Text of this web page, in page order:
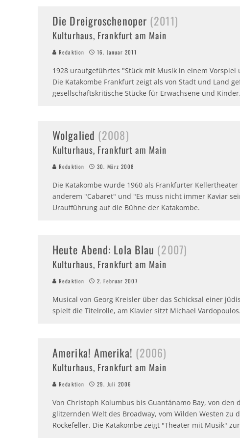
Die Dreigroschenoper (2011)
Kulturhaus, Frankfurt am Main
Redaktion 16. Januar 2011
1928 uraufgeführtes "Stück mit Musik in einem
Die Katakombe Frankfurt zeigt als von Stadt und Land
gesellschaftskritische Stücke für Erwachsene und Kinder.
Wolgalied (2008)
Kulturhaus, Frankfurt am Main
Redaktion 30. März 2008
Die Katakombe wurde 1960 als Frankfurter
anderem "Cabaret" und "Es muss nicht immer Kaviar
Uraufführung auf die Bühne der Katakombe.
Heute Abend: Lola Blau (2007)
Kulturhaus, Frankfurt am Main
Redaktion 2. Februar 2007
Musical von Georg Kreisler über das Schicksal einer
spielt die Titelrolle, am Klavier sitzt Michael Vardopoulos.
Amerika! Amerika! (2006)
Kulturhaus, Frankfurt am Main
Redaktion 29. Juli 2006
Von Christoph Kolumbus bis Guantánamo Bay, von
glitzernden Welt des Broadway, vom Wilden Westen zu
Rockefeller. Die Katakombe zeigt "Theater mit Musik"